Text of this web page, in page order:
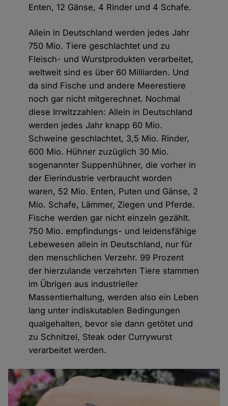
Enten, 12 Gänse, 4 Rinder und 4 Schafe.
Allein in Deutschland werden jedes Jahr
750 Mio. Tiere geschlachtet und zu
Fleisch- und Wurstprodukten verarbeitet,
weltweit sind es über 60 Milliarden. Und
da sind Fische und andere Meerestiere
noch gar nicht mitgerechnet. Nochmal
diese Irrwitzzahlen: Allein in Deutschland
werden jedes Jahr knapp 60 Mio.
Schweine geschlachtet, 3,5 Mio. Rinder,
600 Mio. Hühner zuzüglich 30 Mio.
sogenannter Suppenhühner, die vorher in
der Eierindustrie verbraucht worden
waren, 52 Mio. Enten, Puten und Gänse, 2
Mio. Schafe, Lämmer, Ziegen und Pferde.
Fische werden gar nicht einzeln gezählt.
750 Mio. empfindungs- und leidensfähige
Lebewesen allein in Deutschland, nur für
den menschlichen Verzehr. 99 Prozent
der hierzulande verzehrten Tiere stammen
im Übrigen aus industrieller
Massentierhaltung, werden also ein Leben
lang unter indiskutablen Bedingungen
qualgehalten, bevor sie dann getötet und
zu Schnitzel, Steak oder Currywurst
verarbeitet werden.